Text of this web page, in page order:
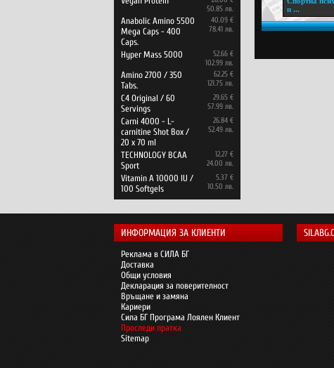
50.85 лв.
Anabolic Amino 5500
Mega Caps - 400
Caps.
40.09 €
78.41 лв.
Hyper Mass 5000
52.66 €
102.99 лв.
Amino 2700 / 350
Tabs.
62.25 €
121.75 лв.
C4 Original / 60
Servings
29.65 €
57.99 лв.
Carni 4000 - L-
carnitine Shot Box /
20 x 70 ml
26.84 €
52.49 лв.
TECHNOLOGY BCAA
Sport
12.27 €
24.00 лв.
Vitamin A 10000 IU /
100 Softgels
5.37 €
10.50 лв.
п ...
ИНФОРМАЦИЯ ЗА КЛИЕНТИ
Реклама в СИЛА БГ
Доставка
Общи условия
Декларация за поверителност
Връщане и замяна
Кариери
Сила БГ Програма Лоялен Клиент
Проследи пратка
Sitemap